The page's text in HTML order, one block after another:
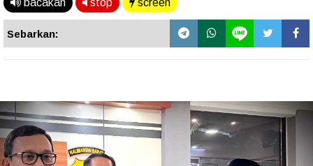
bacakan stop screen
Sebarkan: